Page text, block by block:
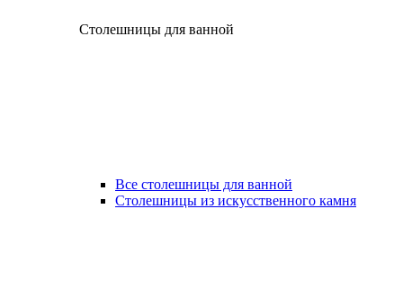
Столешницы для ванной
Все столешницы для ванной
Столешницы из искусственного камня